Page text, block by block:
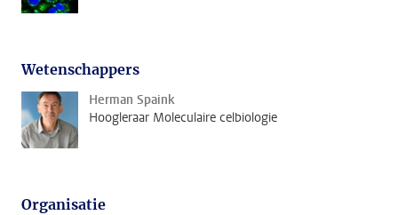
Wetenschappers
Herman Spaink
Hoogleraar Moleculaire celbiologie
Organisatie